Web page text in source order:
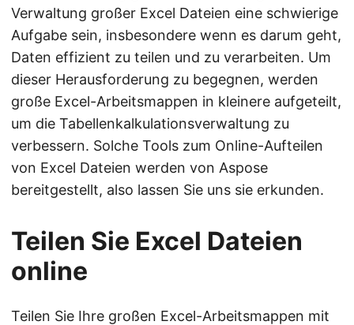
Verwaltung großer Excel Dateien eine schwierige
Aufgabe sein, insbesondere wenn es darum geht,
Daten effizient zu teilen und zu verarbeiten. Um
dieser Herausforderung zu begegnen, werden
große Excel-Arbeitsmappen in kleinere aufgeteilt,
um die Tabellenkalkulationsverwaltung zu
verbessern. Solche Tools zum Online-Aufteilen
von Excel Dateien werden von Aspose
bereitgestellt, also lassen Sie uns sie erkunden.
Teilen Sie Excel Dateien
online
Teilen Sie Ihre großen Excel-Arbeitsmappen mit